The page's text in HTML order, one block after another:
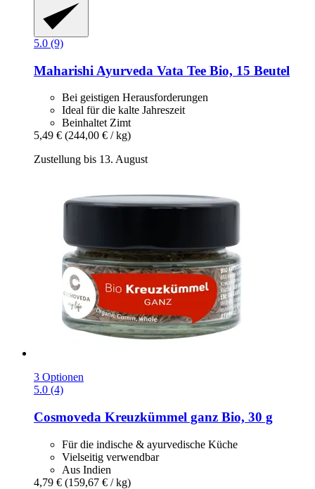
5.0 (9)
Maharishi Ayurveda Vata Tee Bio, 15 Beutel
Bei geistigen Herausforderungen
Ideal für die kalte Jahreszeit
Beinhaltet Zimt
5,49 € (244,00 € / kg)
Zustellung bis 13. August
3 Optionen
5.0 (4)
Cosmoveda Kreuzkümmel ganz Bio, 30 g
Für die indische & ayurvedische Küche
Vielseitig verwendbar
Aus Indien
4,79 € (159,67 € / kg)